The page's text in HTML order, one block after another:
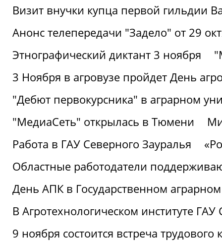
Визит внучки купца первой гильдии
Анонс телепередачи "Задело" от 29
Этнографический диктант 3 ноября
3 Ноября в агровузе пройдет День
"Дебют первокурсника" в аграрном
"МедиаСеть" открылась в Тюмени
Работа в ГАУ Северного Зауралья
Областные работодатели
День АПК в Государственном
В Агротехнологическом институте
9 ноября состоится встреча трудового